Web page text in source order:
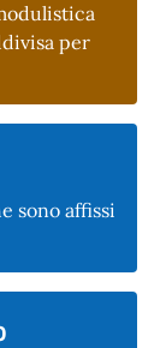
per
sono affissi